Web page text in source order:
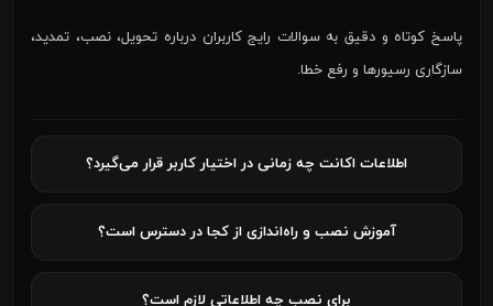
پاسخ کوتاه و دقیق به سوالات رایج کاربران درباره تحویل، نصب، تمدید،
سازگاری رسیورها و رفع خطا.
اطلاعات اکانت چه زمانی در اختیار کاربر قرار می‌گیرد؟
آموزش نصب و راه‌اندازی از کجا در دسترس است؟
برای نصب چه اطلاعاتی لازم است؟